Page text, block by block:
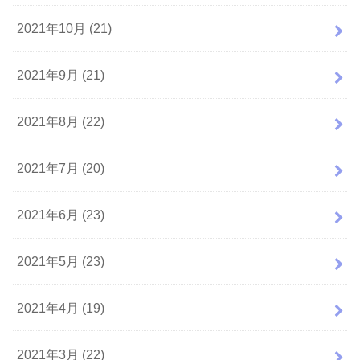
2021年10月 (21)
2021年9月 (21)
2021年8月 (22)
2021年7月 (20)
2021年6月 (23)
2021年5月 (23)
2021年4月 (19)
2021年3月 (22)